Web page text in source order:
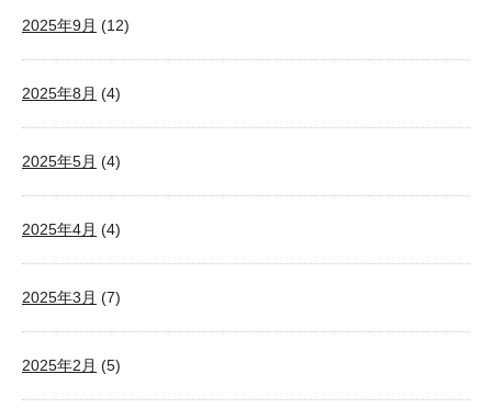
2025年9月 (12)
2025年8月 (4)
2025年5月 (4)
2025年4月 (4)
2025年3月 (7)
2025年2月 (5)